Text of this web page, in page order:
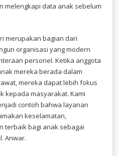
melengkapi data anak sebelum
merupakan bagian dari
organisasi yang modern
personel. Ketika anggota
mereka berada dalam
mereka dapat lebih fokus
kepada masyarakat. Kami
contoh bahwa layanan
keselamatan,
terbaik bagi anak sebagai
Anwar.